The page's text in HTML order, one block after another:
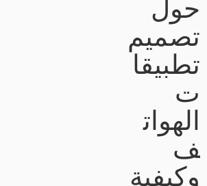
حول
تصميم
تطبيقا
ت
الهوات
ف
وكيفية